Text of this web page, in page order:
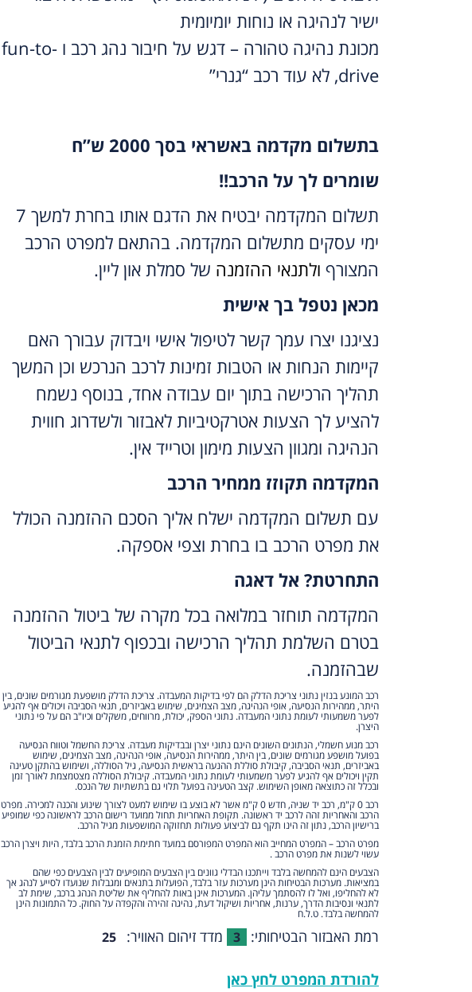
ישיר לנהיגה או נוחות יומיומית
מכונת נהיגה טהורה – דגש על חיבור נהג רכב ו fun-to-
drive, לא עוד רכב “גנרי”
בתשלום מקדמה באשראי בסך 2000 ש”ח
שומרים לך על הרכב!!
תשלום המקדמה יבטיח את הדגם אותו בחרת למשך 7
ימי עסקים מתשלום המקדמה. בהתאם למפרט הרכב
המצורף ולתנאי ההזמנה של סמלת און ליין.
מכאן נטפל בך אישית
נציגנו יצרו עמך קשר לטיפול אישי ויבדוק עבורך האם
קיימות הנחות או הטבות זמינות לרכב הנרכש וכן המשך
תהליך הרכישה בתוך יום עבודה אחד, בנוסף נשמח
להציע לך הצעות אטרקטיביות לאבזור ולשדרוג חווית
הנהיגה ומגוון הצעות מימון וטרייד אין.
המקדמה תקוזז ממחיר הרכב
עם תשלום המקדמה ישלח אליך הסכם ההזמנה הכולל
את מפרט הרכב בו בחרת וצפי אספקה.
התחרטת? אל דאגה
המקדמה תוחזר במלואה בכל מקרה של ביטול ההזמנה
בטרם השלמת תהליך הרכישה ובכפוף לתנאי הביטול
שבהזמנה.
רכב המונע בנזין נתוני צריכת הדלק הם לפי בדיקות המעבדה. צריכת הדלק מושפעת מגורמים שונים, בין
היתר, ממהירות הנסיעה, אופי הנהיגה, מצב הצמיגים, שימוש באביזרים, תנאי הסביבה ויכולים אף להגיע
לפער משמעותי לעומת נתוני המעבדה. נתוני הספק, יכולת, מרווחים, משקלים וכיו"ב הם על פי נתוני
היצרן.
רכב מנוע חשמלי, הנתונים השונים הינם נתוני יצרן ובבדיקות מעבדה. צריכת החשמל וטווח הנסיעה
בפועל מושפע מגורמים שונים, בין היתר, ממהירות הנסיעה, אופי הנהיגה, מצב הצמיגים, שימוש
באביזרים, תנאי הסביבה, קיבולת סוללת ההנעה בראשית הנסיעה, גיל הסוללה, ושימוש בהתקן טעינה
תקין ויכולים אף להגיע לפער משמעותי לעומת נתוני המעבדה. קיבולת הסוללה מצטמצמת לאורך זמן
ובכלל זה כתוצאה מאופן השימוש. קצב הטעינה בפועל תלוי גם בתשתיות של הנכס.
רכב 0 ק"מ, רכב יד שניה, חדש 0 ק"מ אשר לא בוצע בו שימוש למעט לצורך שינוע והכנה למכירה. מפרט
הרכב והאחריות זהה לרכב יד ראשונה. תקופת האחריות תחול ממועד רישום הרכב לראשונה כפי שמופיע
ברישיון הרכב, נתון זה הינו תקף גם לביצוע פעולות תחזוקה המושפעות מגיל הרכב.
מפרט הרכב – המפרט המחייב הוא המפרט המפורסם במועד חתימת הזמנת הרכב בלבד, היות ויצרן הרכב
עשוי לשנות את מפרט הרכב .
הצבעים הינם להמחשה בלבד וייתכנו הבדלי גוונים בין הצבעים המופיעים לבין הצבעים כפי שהם
במציאות. מערכות הבטיחות הינן מערכות עזר בלבד, הפועלות בתנאים ומגבלות שנועדו לסייע לנהג אך
לא להחליפו, ואל לו להסתמך עליהן. המערכות אינן באות להחליף את שליטת הנהג ברכב, שימת לב
לתנאי ונסיבות הדרך, ערנות, אחריות ושיקול דעת, נהיגה זהירה והקפדה על החוק. כל התמונות הינן
להמחשה בלבד. ט.ל.ח
רמת האבזור הבטיחותי: 3 מדד זיהום האוויר: 25
להורדת המפרט לחץ כאן